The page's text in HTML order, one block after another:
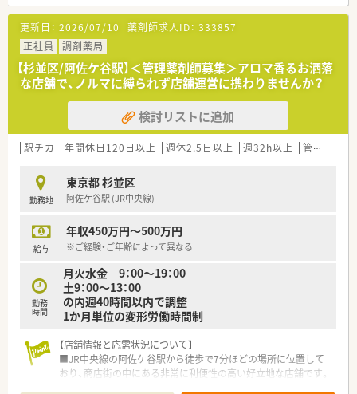
更新日： 2026/07/10 薬剤師求人ID： 333857
正社員
調剤薬局
【杉並区/阿佐ケ谷駅】＜管理薬剤師募集＞アロマ香るお洒落
な店舗で、ノルマに縛られず店舗運営に携わりませんか？
検討リストに追加
駅チカ 年間休日120日以上 週休2.5日以上 週32h以上 管理薬剤師
勤務地
東京都 杉並区
阿佐ケ谷駅 (JR中央線)
給与
年収450万円～500万円
※ご経験・ご年齢によって異なる
勤務
時間
月火水金 9：00～19：00
土9：00～13：00
の内週40時間以内で調整
1か月単位の変形労働時間制
【店舗情報と応需状況について】
■JR中央線の阿佐ケ谷駅から徒歩で7分ほどの場所に位置して
おり、商店街の中にある非常に利便性の高い好立地な店舗です。